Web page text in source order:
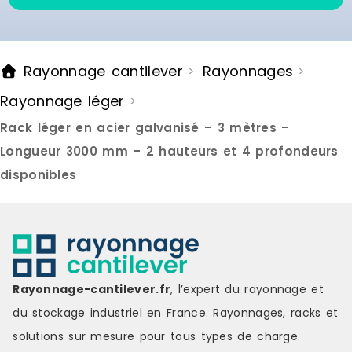
Rayonnage cantilever > Rayonnages >
Rayonnage léger >
Rack léger en acier galvanisé – 3 mètres –
Longueur 3000 mm – 2 hauteurs et 4 profondeurs
disponibles
Rayonnage-cantilever.fr, l’expert du rayonnage et
du stockage industriel en France. Rayonnages, racks et
solutions sur mesure pour tous types de charge.